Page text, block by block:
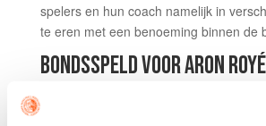
spelers en hun coach namelijk in
te eren met een benoeming binnen de
BONDSSPELD VOOR ARON ROYÉ
Te beginnen met de coach: Aron
plannen smeedt vóór de wedstrijden,